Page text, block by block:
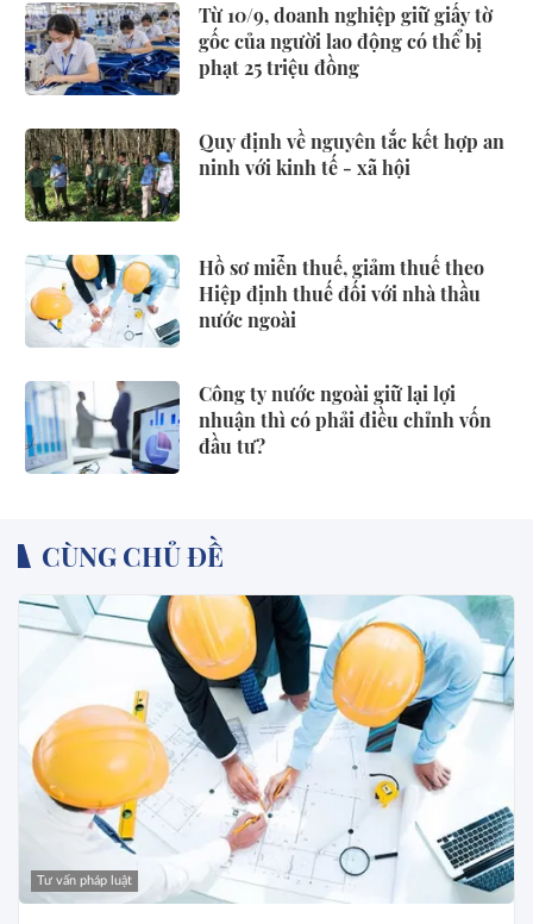
Từ 10/9, doanh nghiệp giữ giấy tờ
gốc của người lao động có thể bị
phạt 25 triệu đồng
Quy định về nguyên tắc kết hợp an
ninh với kinh tế - xã hội
Hồ sơ miễn thuế, giảm thuế theo
Hiệp định thuế đối với nhà thầu
nước ngoài
Công ty nước ngoài giữ lại lợi
nhuận thì có phải điều chỉnh vốn
đầu tư?
CÙNG CHỦ ĐỀ
Tư vấn pháp luật